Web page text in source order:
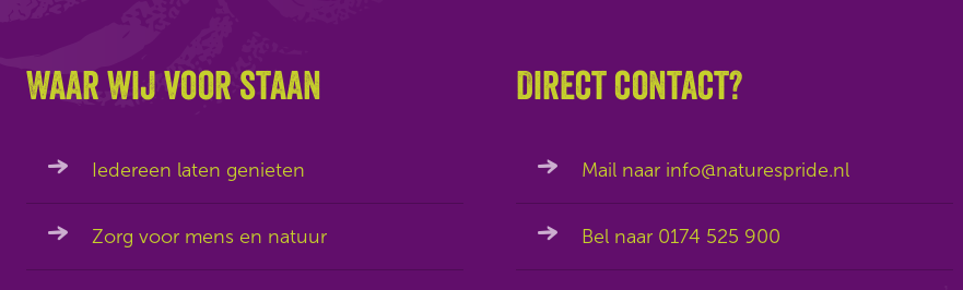
Waar wij voor staan
Iedereen laten genieten
Zorg voor mens en natuur
Direct contact?
Mail naar info@naturespride.nl
Bel naar 0174 525 900